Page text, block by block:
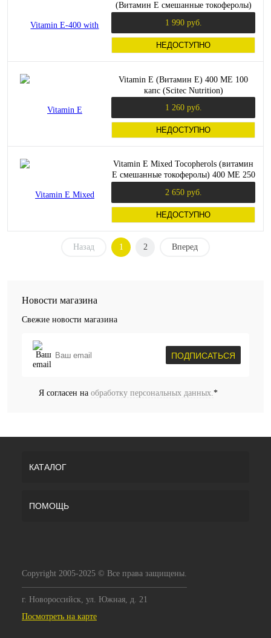
(Витамин Е смешанные токоферолы)
1 990 руб.
НЕДОСТУПНО
Vitamin E (Витамин Е) 400 ME 100
капс (Scitec Nutrition)
1 260 руб.
НЕДОСТУПНО
Vitamin E Mixed Tocopherols (витамин
Е смешанные токоферолы) 400 МЕ 250
2 650 руб.
НЕДОСТУПНО
Назад 1 2 Вперед
Новости магазина
Свежие новости магазина
ПОДПИСАТЬСЯ
Я согласен на обработку персональных данных. *
КАТАЛОГ
ПОМОЩЬ
Copyright 2005-2025 © Все права защищены.
г. Новороссийск, ул. Южная, д. 21
Посмотреть на карте